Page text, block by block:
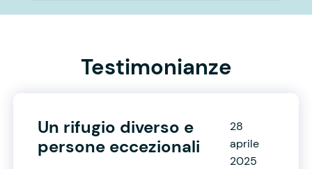
Testimonianze
Un rifugio diverso e
persone eccezionali
28
aprile
2025